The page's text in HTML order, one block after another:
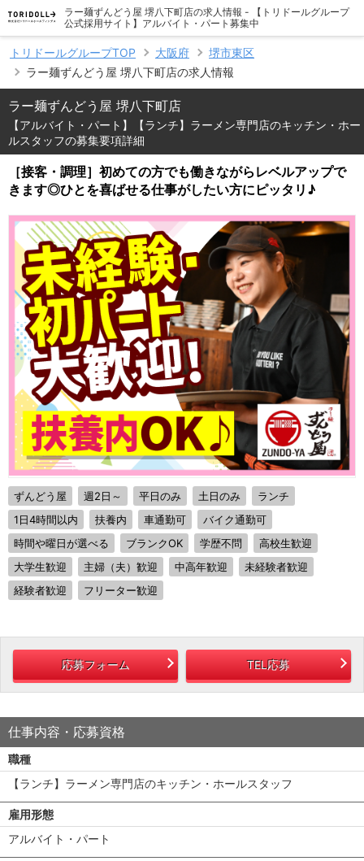
ラー麺ずんどう屋 堺八下町店の求人情報 - 【トリドールグループ
公式採用サイト】アルバイト・パート募集中
トリドールグループTOP 大阪府
堺市東区
ラー麺ずんどう屋 堺八下町店の求人情報
ラー麺ずんどう屋 堺八下町店
【アルバイト・パート】【ランチ】ラーメン専門店のキッチン・ホー
ルスタッフの募集要項詳細
［接客・調理］初めての方でも働きながらレベルアップで
きます◎ひとを喜ばせる仕事がしたい方にピッタリ♪
ずんどう屋 週2日～ 平日のみ 土日のみ
ランチ
1日4時間以内
扶養内 車通勤可
バイク通勤可
時間や曜日が選べる
ブランクOK 学歴不問
高校生歓迎
大学生歓迎
主婦（夫）歓迎 中高年歓迎
未経験者歓迎
経験者歓迎
フリーター歓迎
応募フォーム TEL応募
仕事内容・応募資格
職種
【ランチ】ラーメン専門店のキッチン・ホールスタッフ
雇用形態
アルバイト・パート